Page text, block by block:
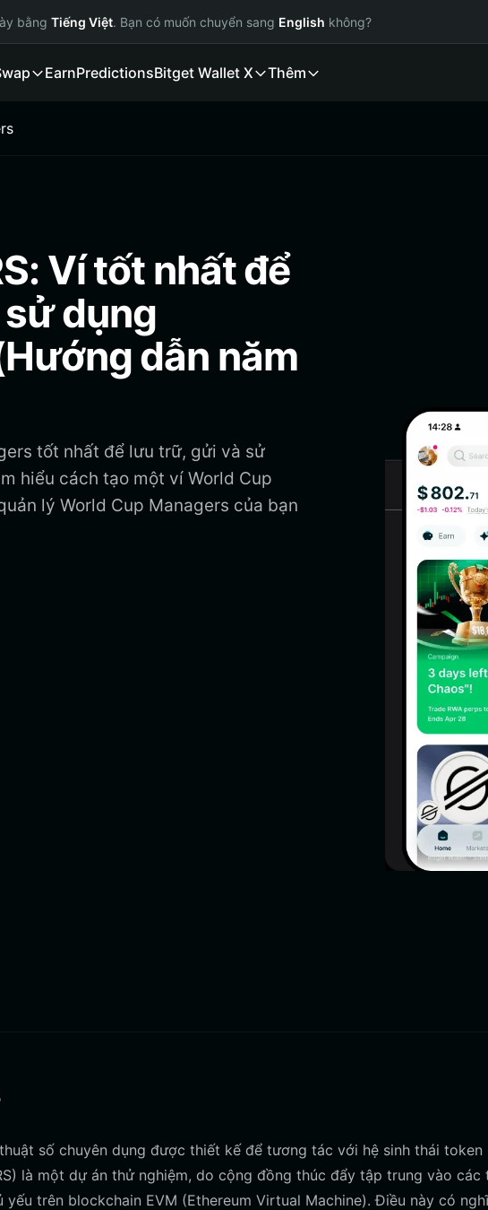
bằng Tiếng Việt. Bạn có muốn chuyển sang English không?
EarnPredictionsBitget Wallet X Thêm
Ví tốt nhất để
dụng
dẫn năm
tốt nhất để lưu trữ, gửi và sử
hiểu cách tạo một ví World Cup
lý World Cup Managers của bạn
số chuyên dụng được thiết kế để tương tác với hệ sinh thái token
là một dự án thử nghiệm, do cộng đồng thúc đẩy tập trung vào các
trên blockchain EVM (Ethereum Virtual Machine). Điều này có